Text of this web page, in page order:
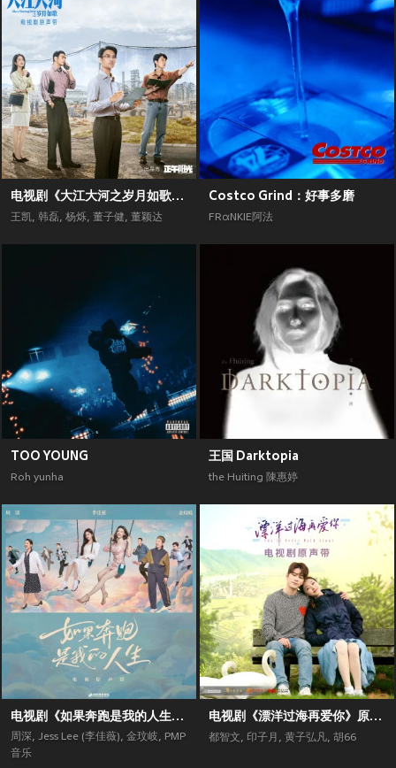
电视剧《大江大河之岁月如歌》原声带
王凯, 韩磊, 杨烁, 董子健, 董颖达
Costco Grind：好事多磨
FRαNKIE阿法
TOO YOUNG
Roh yunha
王国 Darktopia
the Huiting 陳惠婷
电视剧《如果奔跑是我的人生》原声带
周深, Jess Lee (李佳薇), 金玟岐, PMP
音乐
电视剧《漂洋过海再爱你》原声带
都智文, 印子月 , 黄子弘凡, 胡66